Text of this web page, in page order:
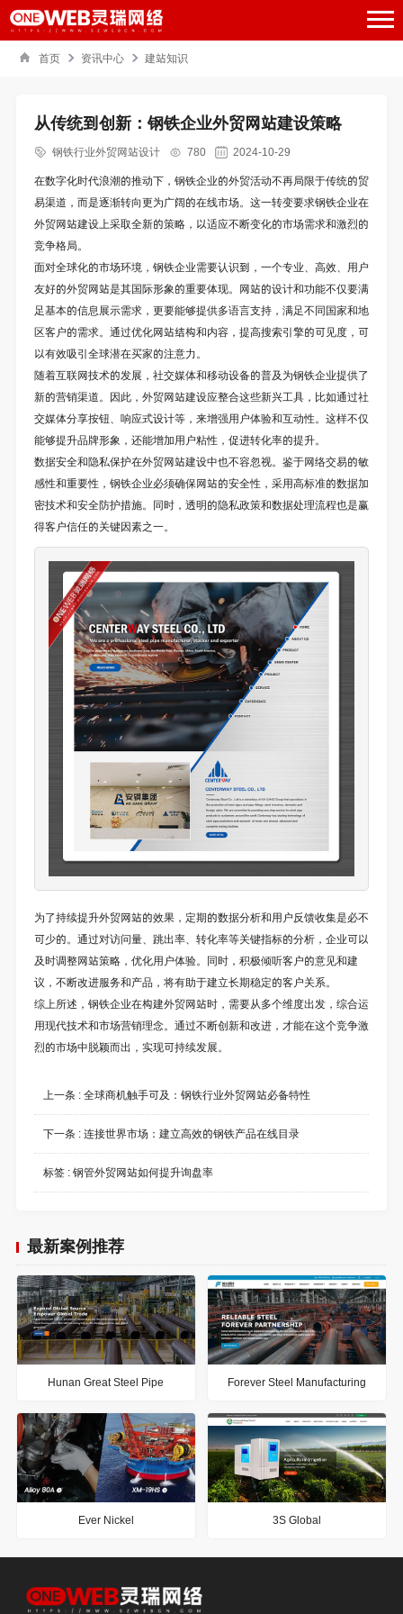
首页 资讯中心 建站知识
从传统到创新：钢铁企业外贸网站建设策略
钢铁行业外贸网站设计 780
2024-10-29
在数字化时代浪潮的推动下，钢铁企业的外贸活动不再局限于传统的贸
易渠道，而是逐渐转向更为广阔的在线市场。这一转变要求钢铁企业在
外贸网站建设上采取全新的策略，以适应不断变化的市场需求和激烈的
竞争格局。
面对全球化的市场环境，钢铁企业需要认识到，一个专业、高效、用户
友好的外贸网站是其国际形象的重要体现。网站的设计和功能不仅要满
足基本的信息展示需求，更要能够提供多语言支持，满足不同国家和地
区客户的需求。通过优化网站结构和内容，提高搜索引擎的可见度，可
以有效吸引全球潜在买家的注意力。
随着互联网技术的发展，社交媒体和移动设备的普及为钢铁企业提供了
新的营销渠道。因此，外贸网站建设应整合这些新兴工具，比如通过社
交媒体分享按钮、响应式设计等，来增强用户体验和互动性。这样不仅
能够提升品牌形象，还能增加用户粘性，促进转化率的提升。
数据安全和隐私保护在外贸网站建设中也不容忽视。鉴于网络交易的敏
感性和重要性，钢铁企业必须确保网站的安全性，采用高标准的数据加
密技术和安全防护措施。同时，透明的隐私政策和数据处理流程也是赢
得客户信任的关键因素之一。
为了持续提升外贸网站的效果，定期的数据分析和用户反馈收集是必不
可少的。通过对访问量、跳出率、转化率等关键指标的分析，企业可以
及时调整网站策略，优化用户体验。同时，积极倾听客户的意见和建
议，不断改进服务和产品，将有助于建立长期稳定的客户关系。
综上所述，钢铁企业在构建外贸网站时，需要从多个维度出发，综合运
用现代技术和市场营销理念。通过不断创新和改进，才能在这个竞争激
烈的市场中脱颖而出，实现可持续发展。
上一条 :全球商机触手可及：钢铁行业外贸网站必备特性
下一条 :连接世界市场：建立高效的钢铁产品在线目录
标签 :钢管外贸网站如何提升询盘率
最新案例推荐
Hunan Great Steel Pipe Forever Steel Manufacturing
Ever Nickel 3S Global